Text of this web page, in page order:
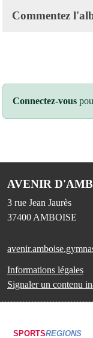
Commentez
Connectez-vous
AVENIR
3 rue Jean Jaurès
37400AMBOISE
Informations légales
Signaler un contenu
SPORTSREGIONS